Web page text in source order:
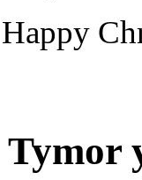
Happy
Tymor